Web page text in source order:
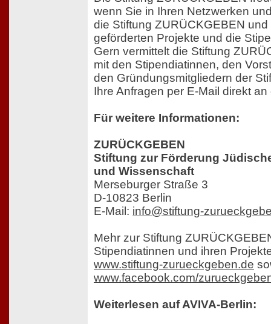
wenn Sie in Ihren Netzwerken
die Stiftung ZURÜCKGEBEN
geförderten Projekte und die
Gern vermittelt die Stiftung
mit den Stipendiatinnen, den
den Gründungsmitgliedern der
Ihre Anfragen per E-Mail direkt an
Für weitere Informationen:
ZURÜCKGEBEN
Stiftung zur Förderung
und Wissenschaft
Merseburger Straße 3
D-10823 Berlin
E-Mail: info@stiftung-
Mehr zur Stiftung
Stipendiatinnen und ihren
www.stiftung-zurueckgeben.de
www.facebook.com/
Weiterlesen auf AVIVA-Berlin: